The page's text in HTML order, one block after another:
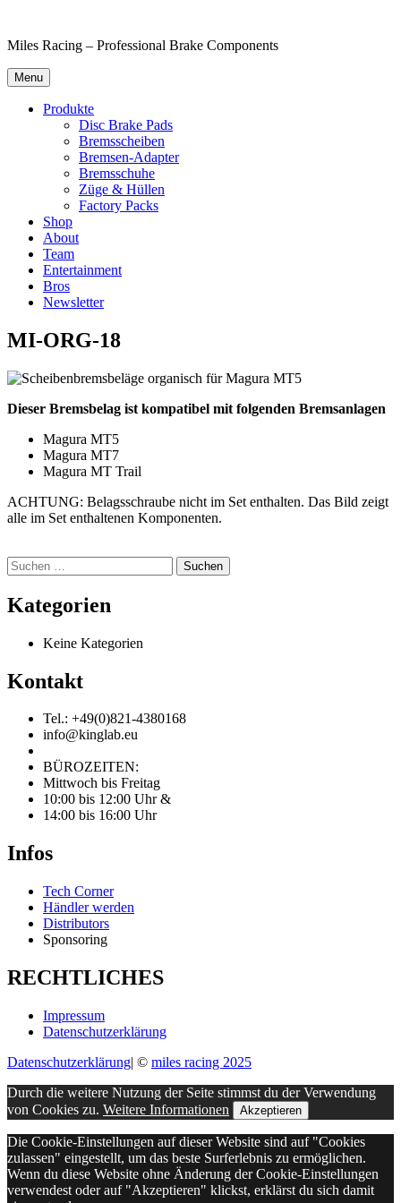
content
Miles Racing – Professional Brake Components
Menu
Produkte
Disc Brake Pads
Bremsscheiben
Bremsen-Adapter
Bremsschuhe
Züge & Hüllen
Factory Packs
Shop
About
Team
Entertainment
Bros
Newsletter
MI-ORG-18
Dieser Bremsbelag ist kompatibel mit folgenden Bremsanlagen
Magura MT5
Magura MT7
Magura MT Trail
ACHTUNG: Belagsschraube nicht im Set enthalten. Das Bild zeigt
alle im Set enthaltenen Komponenten.
Suchen
nach:
Kategorien
Keine Kategorien
Kontakt
Tel.: +49(0)821-4380168
info@kinglab.eu
BÜROZEITEN:
Mittwoch bis Freitag
10:00 bis 12:00 Uhr &
14:00 bis 16:00 Uhr
Infos
Tech Corner
Händler werden
Distributors
Sponsoring
RECHTLICHES
Impressum
Datenschutzerklärung
Datenschutzerklärung| © miles racing 2025
Durch die weitere Nutzung der Seite stimmst du der Verwendung
von Cookies zu. Weitere Informationen Akzeptieren
Die Cookie-Einstellungen auf dieser Website sind auf "Cookies
zulassen" eingestellt, um das beste Surferlebnis zu ermöglichen.
Wenn du diese Website ohne Änderung der Cookie-Einstellungen
verwendest oder auf "Akzeptieren" klickst, erklärst du sich damit